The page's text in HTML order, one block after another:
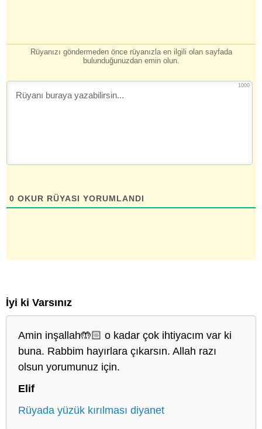
Rüyanızı göndermeden önce rüyanızla en ilgili olan sayfada
bulunduğunuzdan emin olun.
1000
0 OKUR RÜYASI YORUMLANDI
İyi ki Varsınız
Amin inşallah🤲🏻 o kadar çok ihtiyacım var ki
buna. Rabbim hayırlara çıkarsın. Allah razı
olsun yorumunuz için.
Elif
Rüyada yüzük kırılması diyanet